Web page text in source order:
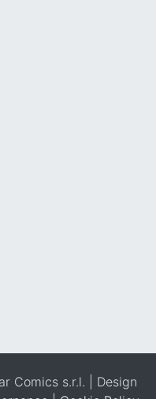
Comics s.r.l. | Design